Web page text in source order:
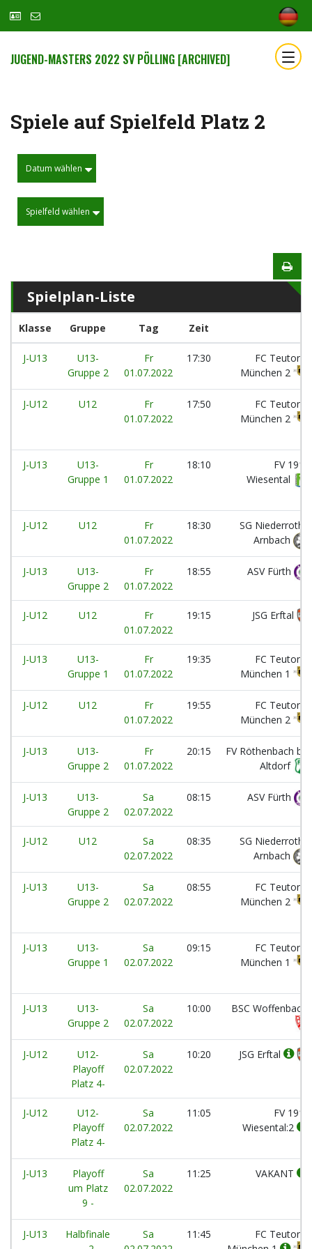
JUGEND-MASTERS 2022 SV PÖLLING [ARCHIVED]
Spiele auf Spielfeld Platz 2
Datum wählen
Spielfeld wählen
Spielplan-Liste
Klasse Gruppe Tag Zeit
J-U13
U13-
Gruppe 2
Fr
01.07.2022
17:30
FC Teutonia
München 2
J-U12 U12
Fr
01.07.2022
17:50
FC Teutonia
München 2
J-U13
U13-
Gruppe 1
Fr
01.07.2022
18:10
FV 1912
Wiesental
J-U12 U12
Fr
01.07.2022
18:30
SG Niederroth /
Arnbach
J-U13
U13-
Gruppe 2
Fr
01.07.2022
18:55 ASV Fürth
J-U12 U12
Fr
01.07.2022
19:15 JSG Erftal
J-U13
U13-
Gruppe 1
Fr
01.07.2022
19:35
FC Teutonia
München 1
J-U12 U12
Fr
01.07.2022
19:55
FC Teutonia
München 2
J-U13
U13-
Gruppe 2
Fr
01.07.2022
20:15
FV Röthenbach bei
Altdorf
J-U13
U13-
Gruppe 2
Sa
02.07.2022
08:15 ASV Fürth
J-U12 U12
Sa
02.07.2022
08:35
SG Niederroth /
Arnbach
J-U13
U13-
Gruppe 2
Sa
02.07.2022
08:55
FC Teutonia
München 2
J-U13
U13-
Gruppe 1
Sa
02.07.2022
09:15
FC Teutonia
München 1
J-U13
U13-
Gruppe 2
Sa
02.07.2022
10:00 BSC Woffenbach
J-U12
U12-
Playoff
Platz 4-
Sa
02.07.2022
10:20 JSG Erftal
J-U12
U12-
Playoff
Platz 4-
Sa
02.07.2022
11:05
FV 1912
Wiesental:2
J-U13
Playoff
um Platz
9 -
Sa
02.07.2022
11:25 VAKANT
J-U13
Halbfinale
Sa
11:45
FC Teutonia